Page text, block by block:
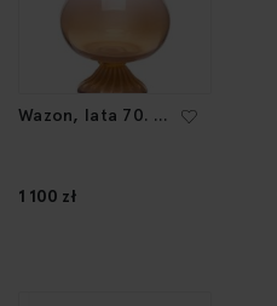
Wazon, lata 70. XX
1 100 zł